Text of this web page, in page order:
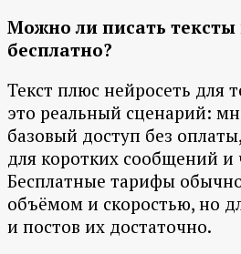
Можно ли писать тексты
бесплатно?
Текст плюс нейросеть для
это реальный сценарий:
базовый доступ без
для коротких сообщений и
Бесплатные тарифы
объёмом и скоростью, но
и постов их достаточно.